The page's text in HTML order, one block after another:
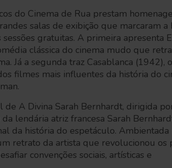
do Cinema de Rua prestam
salas de exibição que marcaram a
gratuitas. A primeira apresenta
clássica do cinema mudo que
Já a segunda traz Casablanca (1942),
filmes mais influentes da história do
A Divina Sarah Bernhardt, dirigida
lendária atriz francesa Sarah
da história do espetáculo. Ambientada
retrato da artista que revolucionou os
convenções sociais, artísticas e